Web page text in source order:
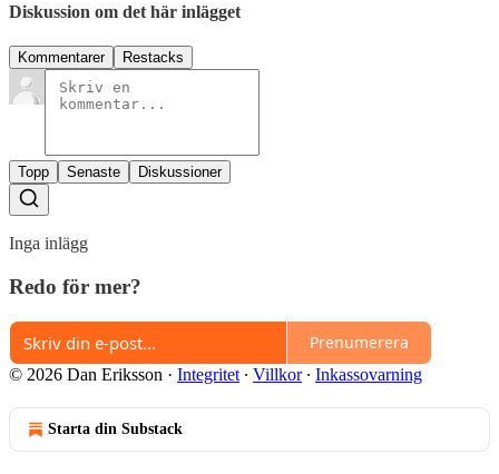
Diskussion om det här inlägget
Kommentarer Restacks
Topp Senaste Diskussioner
Inga inlägg
Redo för mer?
Prenumerera
© 2026 Dan Eriksson · Integritet ∙ Villkor∙ Inkassovarning
Starta din Substack